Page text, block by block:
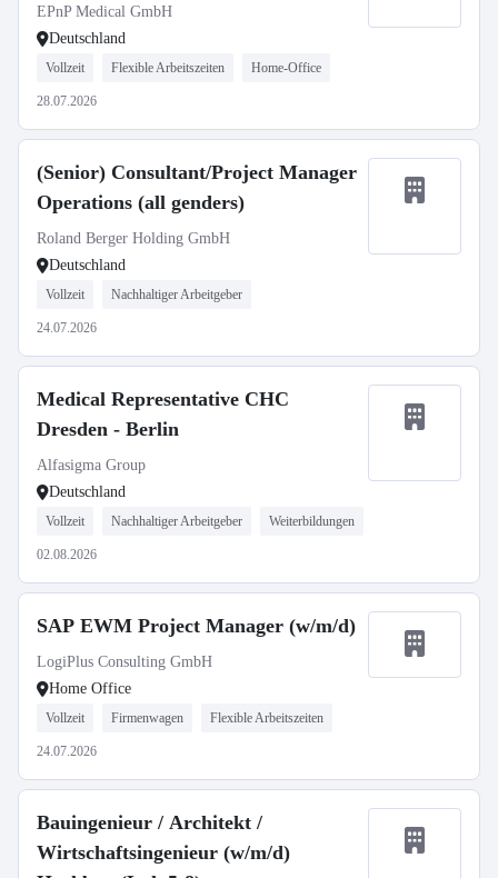
EPnP Medical GmbH
Deutschland
Vollzeit Flexible Arbeitszeiten Home-Office
28.07.2026
(Senior) Consultant/Project Manager
Operations (all genders)
Roland Berger Holding GmbH
Deutschland
Vollzeit Nachhaltiger Arbeitgeber
24.07.2026
Medical Representative CHC
Dresden - Berlin
Alfasigma Group
Deutschland
Vollzeit Nachhaltiger Arbeitgeber Weiterbildungen
02.08.2026
SAP EWM Project Manager (w/m/d)
LogiPlus Consulting GmbH
Home Office
Vollzeit Firmenwagen Flexible Arbeitszeiten
24.07.2026
Bauingenieur / Architekt /
Wirtschaftsingenieur (w/m/d)